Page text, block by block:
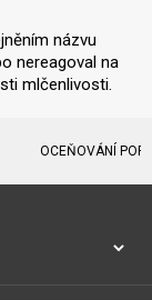
názvu
nereagoval na
mlčenlivosti.
OCEŇOVÁNÍ